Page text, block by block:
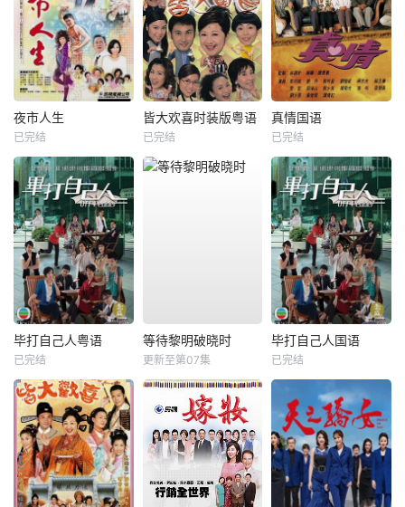
夜市人生
已完结
皆大欢喜时装版粤语
已完结
真情国语
已完结
毕打自己人粤语
已完结
等待黎明破晓时
更新至第07集
毕打自己人国语
已完结